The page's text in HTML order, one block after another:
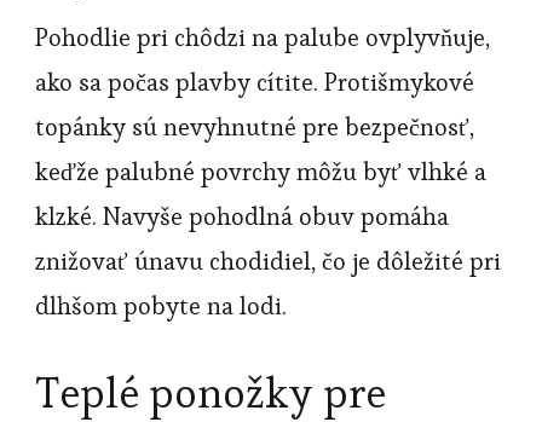
Pohodlie pri chôdzi na palube ovplyvňuje,
ako sa počas plavby cítite. Protišmykové
topánky sú nevyhnutné pre bezpečnosť,
keďže palubné povrchy môžu byť vlhké a
klzké. Navyše pohodlná obuv pomáha
znižovať únavu chodidiel, čo je dôležité pri
dlhšom pobyte na lodi.
Teplé ponožky pre